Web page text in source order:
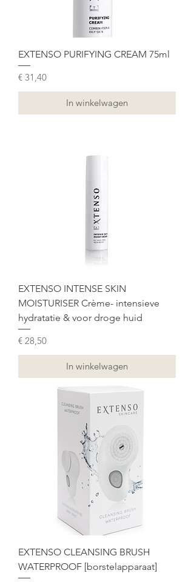
EXTENSO PURIFYING CREAM 75ml
Prijs
€ 31,40
In winkelwagen
EXTENSO INTENSE SKIN
MOISTURISER Crème- intensieve
hydratatie & voor droge huid
Prijs
€ 28,50
In winkelwagen
EXTENSO CLEANSING BRUSH
WATERPROOF [borstelapparaat]